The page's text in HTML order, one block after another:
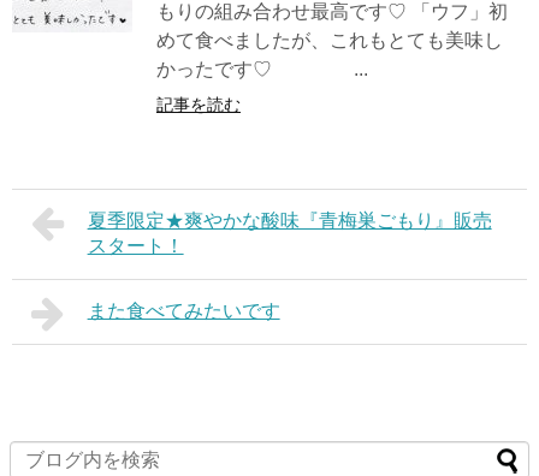
もりの組み合わせ最高です♡ 「ウフ」初
めて食べましたが、これもとても美味し
かったです♡ ...
記事を読む
夏季限定★爽やかな酸味『青梅巣ごもり』販売
スタート！
また食べてみたいです